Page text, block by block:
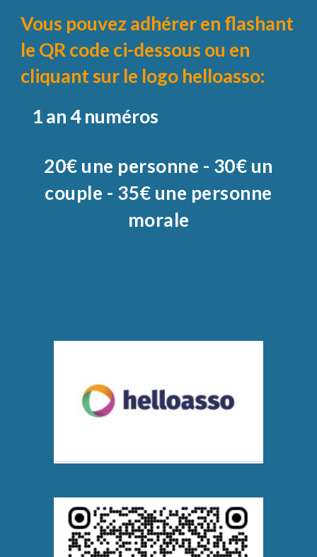
Vous pouvez adhérer en flashant
le QR code ci-dessous ou en
cliquant sur le logo helloasso:
1 an 4 numéros
20€ une personne - 30€ un
couple - 35€ une personne
morale